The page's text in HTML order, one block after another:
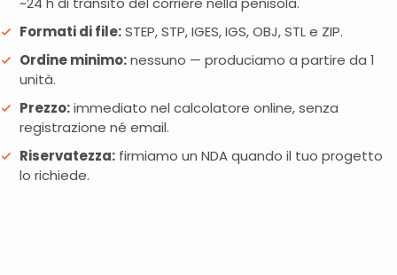
Formati di file:STEP, STP, IGES, IGS, OBJ, STL e ZIP.
Ordine minimo:nessuno — produciamo a partire da 1
unità.
Prezzo:immediato nel calcolatore online, senza
registrazione né email.
Riservatezza: firmiamo un NDA quando il tuo progetto
lo richiede.